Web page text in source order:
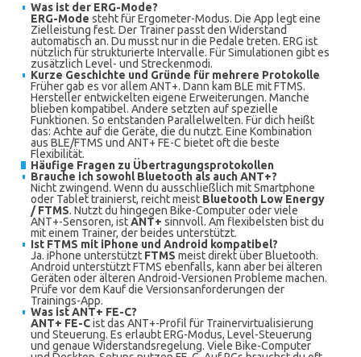
Was ist der ERG-Mode?
ERG-Mode steht für Ergometer-Modus. Die App legt eine
Zielleistung fest. Der Trainer passt den Widerstand
automatisch an. Du musst nur in die Pedale treten. ERG ist
nützlich für strukturierte Intervalle. Für Simulationen gibt es
zusätzlich Level- und Streckenmodi.
Kurze Geschichte und Gründe für mehrere Protokolle
Früher gab es vor allem ANT+. Dann kam BLE mit FTMS.
Hersteller entwickelten eigene Erweiterungen. Manche
blieben kompatibel. Andere setzten auf spezielle
Funktionen. So entstanden Parallelwelten. Für dich heißt
das: Achte auf die Geräte, die du nutzt. Eine Kombination
aus BLE/FTMS und ANT+ FE-C bietet oft die beste
Flexibilität.
Häufige Fragen zu Übertragungsprotokollen
Brauche ich sowohl Bluetooth als auch ANT+?
Nicht zwingend. Wenn du ausschließlich mit Smartphone
oder Tablet trainierst, reicht meist Bluetooth Low Energy
/ FTMS. Nutzt du hingegen Bike-Computer oder viele
ANT+-Sensoren, istANT+ sinnvoll. Am flexibelsten bist du
mit einem Trainer, der beides unterstützt.
Ist FTMS mit iPhone und Android kompatibel?
Ja. iPhone unterstützt FTMS meist direkt über Bluetooth.
Android unterstützt FTMS ebenfalls, kann aber bei älteren
Geräten oder älteren Android-Versionen Probleme machen.
Prüfe vor dem Kauf die Versionsanforderungen der
Trainings-App.
Was ist ANT+ FE-C?
ANT+ FE-Cist das ANT+-Profil für Trainervirtualisierung
und Steuerung. Es erlaubt ERG-Modus, Level-Steuerung
und genaue Widerstandsregelung. Viele Bike-Computer